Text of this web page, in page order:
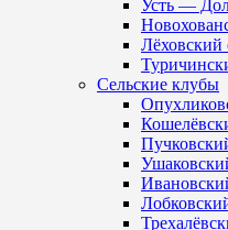
Усть —
Лёховский
Сельские клубы